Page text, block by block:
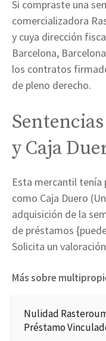
Si compraste una
comercializadora
y cuya dirección
Barcelona,
los contratos
de pleno derecho.
y Caja
Esta mercantil tenía
como Caja Duero
adquisición de la
de préstamos
Solicita un
Más sobre
Nulidad
Préstamo